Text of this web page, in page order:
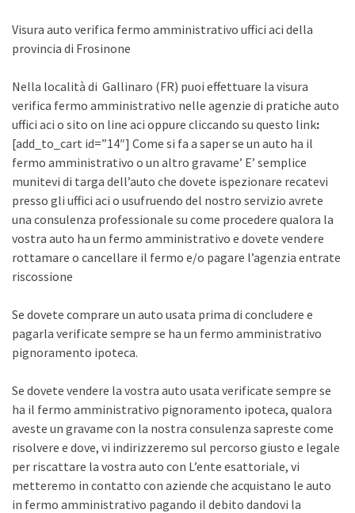
Visura auto verifica fermo amministrativo uffici aci della
provincia di Frosinone
Nella località di Gallinaro (FR) puoi effettuare la visura
verifica fermo amministrativo nelle agenzie di pratiche auto
uffici aci o sito on line aci oppure cliccando su questo link:
[add_to_cart id=”14″] Come si fa a saper se un auto ha il
fermo amministrativo o un altro gravame’ E’ semplice
munitevi di targa dell’auto che dovete ispezionare recatevi
presso gli uffici aci o usufruendo del nostro servizio avrete
una consulenza professionale su come procedere qualora la
vostra auto ha un fermo amministrativo e dovete vendere
rottamare o cancellare il fermo e/o pagare l’agenzia entrate
riscossione
Se dovete comprare un auto usata prima di concludere e
pagarla verificate sempre se ha un fermo amministrativo
pignoramento ipoteca.
Se dovete vendere la vostra auto usata verificate sempre se
ha il fermo amministrativo pignoramento ipoteca, qualora
aveste un gravame con la nostra consulenza sapreste come
risolvere e dove, vi indirizzeremo sul percorso giusto e legale
per riscattare la vostra auto con L’ente esattoriale, vi
metteremo in contatto con aziende che acquistano le auto
in fermo amministrativo pagando il debito dandovi la